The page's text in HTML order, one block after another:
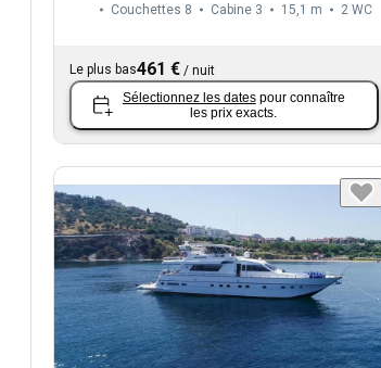
Couchettes 8 Cabine 3 15,1 m 2 WC
Le plus bas461 € / nuit
Sélectionnez les dates pour connaître
les prix exacts.